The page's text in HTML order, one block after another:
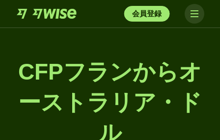
会員登録
CFPフランからオ
ーストラリア・ド
ル